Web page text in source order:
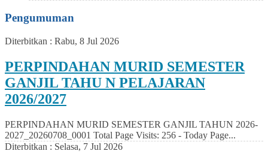
Pengumuman
Diterbitkan : Rabu, 8 Jul 2026
PERPINDAHAN MURID SEMESTER
GANJIL TAHU N PELAJARAN
2026/2027
PERPINDAHAN MURID SEMESTER GANJIL TAHUN 2026-
2027_20260708_0001 Total Page Visits: 256 - Today Page...
Diterbitkan : Selasa, 7 Jul 2026